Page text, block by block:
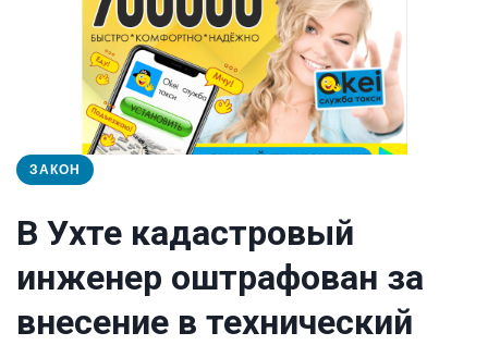
ЗАКОН
В Ухте кадастровый
инженер оштрафован за
внесение в технический